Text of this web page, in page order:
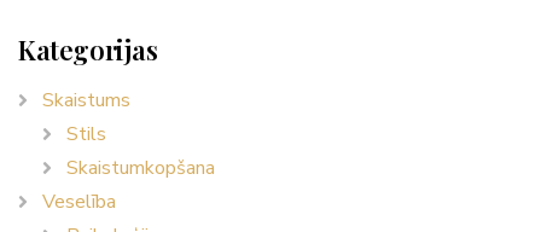
Kategorijas
Skaistums
Stils
Skaistumkopšana
Veselība